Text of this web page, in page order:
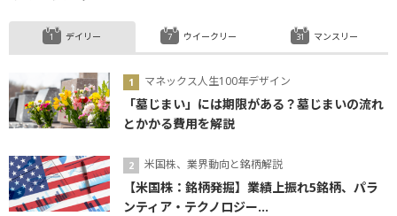
デイリー
マネックス人生100年デザイン
「墓じまい」には期限がある？墓じまいの流れ
とかかる費用を解説
米国株、業界動向と銘柄解説
【米国株：銘柄発掘】業績上振れ5銘柄、パラ
ンティア・テクノロジー...
ウイークリー マンスリー